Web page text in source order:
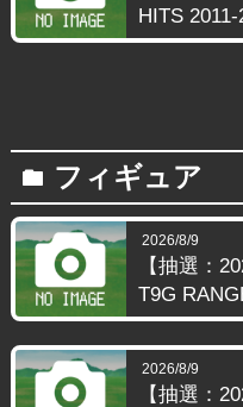
HITS 2011-
folder フィギュア
2026/8/9
【抽選：
T9G
2026/8/9
【抽選：